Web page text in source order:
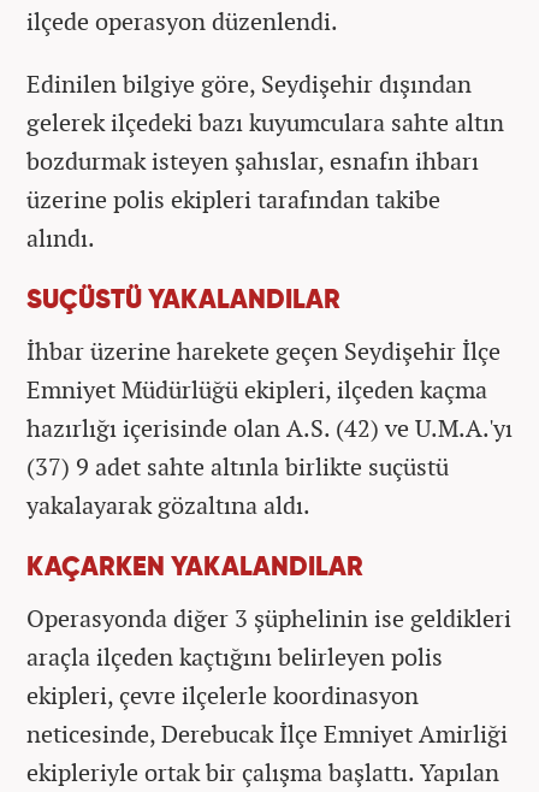
ilçede operasyon düzenlendi.
Edinilen bilgiye göre, Seydişehir dışından
gelerek ilçedeki bazı kuyumculara sahte altın
bozdurmak isteyen şahıslar, esnafın ihbarı
üzerine polis ekipleri tarafından takibe
alındı.
SUÇÜSTÜ YAKALANDILAR
İhbar üzerine harekete geçen Seydişehir İlçe
Emniyet Müdürlüğü ekipleri, ilçeden kaçma
hazırlığı içerisinde olan A.S. (42) ve U.M.A.'yı
(37) 9 adet sahte altınla birlikte suçüstü
yakalayarak gözaltına aldı.
KAÇARKEN YAKALANDILAR
Operasyonda diğer 3 şüphelinin ise geldikleri
araçla ilçeden kaçtığını belirleyen polis
ekipleri, çevre ilçelerle koordinasyon
neticesinde, Derebucak İlçe Emniyet Amirliği
ekipleriyle ortak bir çalışma başlattı. Yapılan